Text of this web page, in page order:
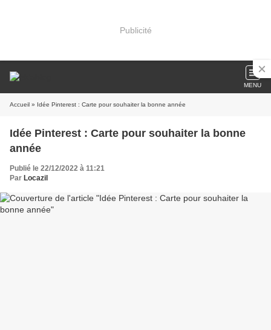
Publicité
MENU
Accueil » Idée Pinterest : Carte pour souhaiter la bonne année
Idée Pinterest : Carte pour souhaiter la bonne
année
Publié le 22/12/2022 à 11:21
Par Locazil